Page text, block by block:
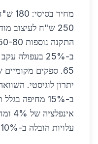
250 ש"ח לעיצוב
ב-25%
יתרון לוגיסטי.
ב-15% מחיפה
עלויות הובלה ב-10%.